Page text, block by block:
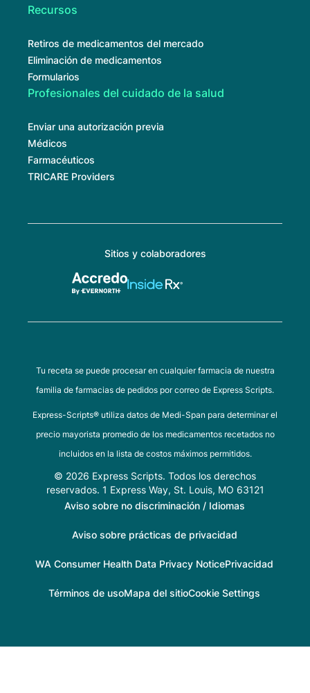
Recursos
Retiros de medicamentos del mercado
Eliminación de medicamentos
Formularios
Profesionales del cuidado de la salud
Enviar una autorización previa
Médicos
Farmacéuticos
TRICARE Providers
Sitios y colaboradores
Tu receta se puede procesar en cualquier farmacia de nuestra
familia de farmacias de pedidos por correo de Express Scripts.
Express-Scripts® utiliza datos de Medi-Span para determinar el
precio mayorista promedio de los medicamentos recetados no
incluidos en la lista de costos máximos permitidos.
© 2026 Express Scripts. Todos los derechos
reservados. 1 Express Way, St. Louis, MO 63121
Aviso sobre no discriminación / Idiomas
Aviso sobre prácticas de privacidad
WA Consumer Health Data Privacy NoticePrivacidad
Términos de usoMapa del sitioCookie Settings